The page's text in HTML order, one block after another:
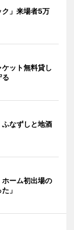
ク」来場者5万
ット無料貸し
なずしと地酒
ーム初出場の
」